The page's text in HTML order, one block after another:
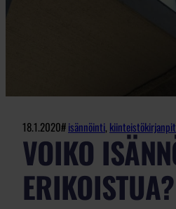
18.1.2020#isännöinti,
VOIKO
ERIKOISTUA?